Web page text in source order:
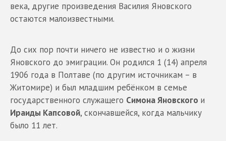
века, другие произведения Василия Яновского
остаются малоизвестными.
До сих пор почти ничего не известно и о жизни
Яновского до эмиграции. Он родился 1 (14) апреля
1906 года в Полтаве (по другим источникам – в
Житомире) и был младшим ребёнком в семье
государственного служащего Симона Яновского и
Ираиды Капсовой, скончавшейся, когда мальчику
было 11 лет.